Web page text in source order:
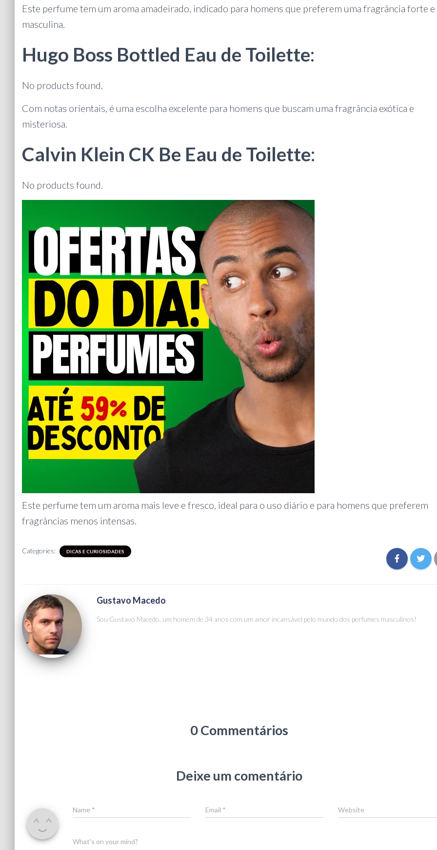
Este perfume tem um aroma amadeirado, indicado para homens que preferem uma fragrância forte e
masculina.
Hugo Boss Bottled Eau de Toilette:
No products found.
Com notas orientais, é uma escolha excelente para homens que buscam uma fragrância exótica e
misteriosa.
Calvin Klein CK Be Eau de Toilette:
No products found.
Este perfume tem um aroma mais leve e fresco, ideal para o uso diário e para homens que preferem
fragrâncias menos intensas.
Categories: DICAS E CURIOSIDADES
Gustavo Macedo
Sou Gustavo Macedo, um homem de 34 anos com um amor incansável pelo mundo dos perfumes masculinos!
0 Commentários
Deixe um comentário
Name * Email * Website
What's on your mind?